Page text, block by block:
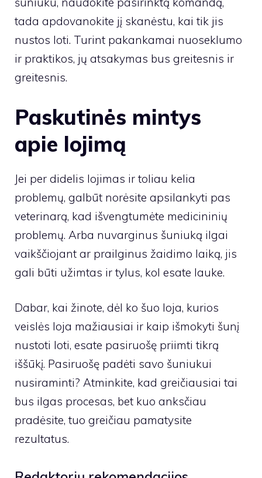
tada apdovanokite jį skanėstu, kai tik jis
nustos loti. Turint pakankamai nuoseklumo
ir praktikos, jų atsakymas bus greitesnis ir
greitesnis.
Paskutinės mintys
apie lojimą
Jei per didelis lojimas ir toliau kelia
problemų, galbūt norėsite apsilankyti pas
veterinarą, kad išvengtumėte medicininių
problemų. Arba nuvarginus šuniuką ilgai
vaikščiojant ar prailginus žaidimo laiką, jis
gali būti užimtas ir tylus, kol esate lauke.
Dabar, kai žinote, dėl ko šuo loja, kurios
veislės loja mažiausiai ir kaip išmokyti šunį
nustoti loti, esate pasiruošę priimti tikrą
iššūkį. Pasiruošę padėti savo šuniukui
nusiraminti? Atminkite, kad greičiausiai tai
bus ilgas procesas, bet kuo anksčiau
pradėsite, tuo greičiau pamatysite
rezultatus.